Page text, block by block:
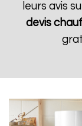
leurs avis
devis